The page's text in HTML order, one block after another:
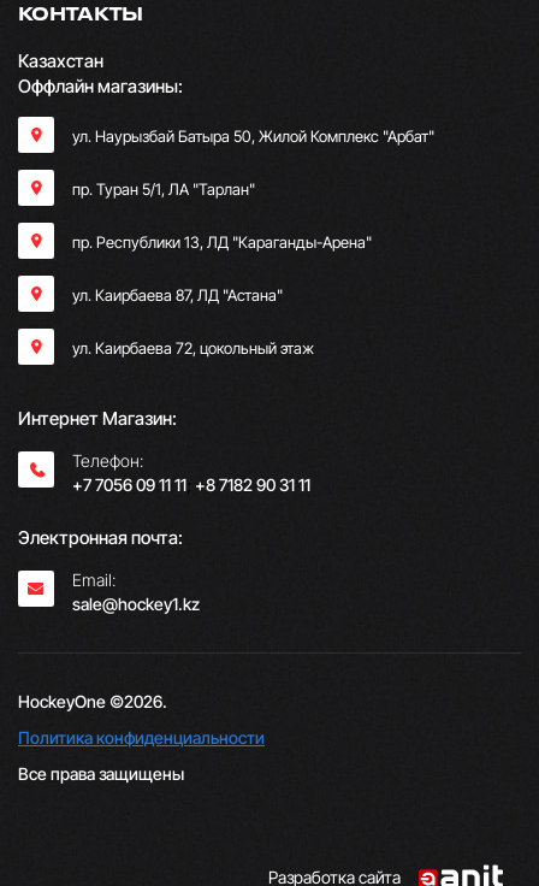
КОНТАКТЫ
Казахстан
Оффлайн магазины:
ул. Наурызбай Батыра 50, Жилой Комплекс "Арбат"
пр. Туран 5/1, ЛА "Тарлан"
пр. Республики 13, ​ЛД "Караганды-Арена"
ул. Каирбаева 87, ЛД "Астана"
ул. Каирбаева 72, цокольный этаж
Интернет Магазин:
Телефон:
+7 7056 09 11 11; +8 7182 90 31 11
Электронная почта:
Email:
sale@hockey1.kz
HockeyOne ©2026.
Политика конфиденциальности
Все права защищены
Разработка сайта